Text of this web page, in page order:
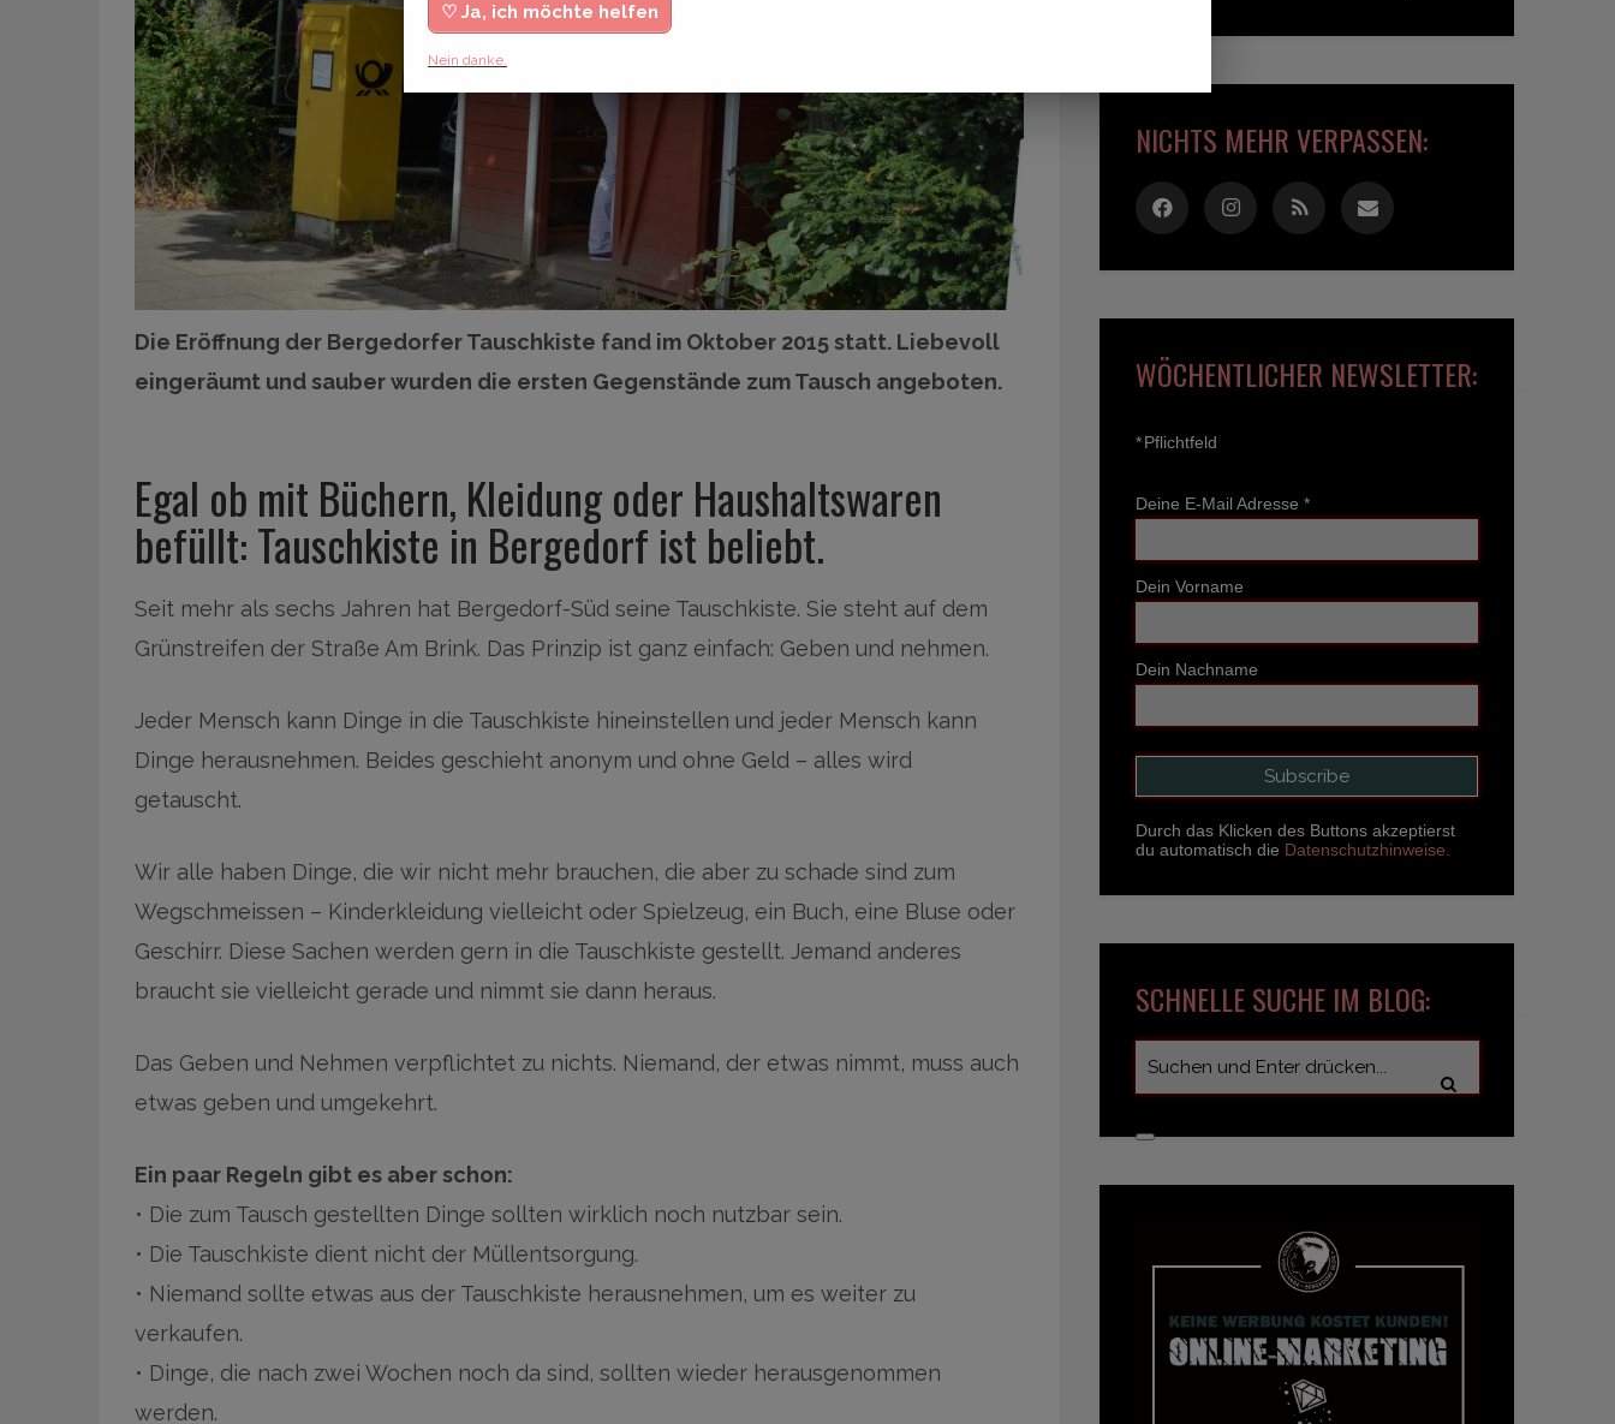
Die Eröffnung der Bergedorfer Tauschkiste fand im Oktober 2015 statt. Liebevoll
eingeräumt und sauber wurden die ersten Gegenstände zum Tausch angeboten.
Egal ob mit Büchern, Kleidung oder Haushaltswaren
befüllt: Tauschkiste in Bergedorf ist beliebt.
Seit mehr als sechs Jahren hat Bergedorf-Süd seine Tauschkiste. Sie steht auf dem
Grünstreifen der Straße Am Brink. Das Prinzip ist ganz einfach: Geben und nehmen.
Jeder Mensch kann Dinge in die Tauschkiste hineinstellen und jeder Mensch kann
Dinge herausnehmen. Beides geschieht anonym und ohne Geld – alles wird
getauscht.
Wir alle haben Dinge, die wir nicht mehr brauchen, die aber zu schade sind zum
Wegschmeissen – Kinderkleidung vielleicht oder Spielzeug, ein Buch, eine Bluse oder
Geschirr. Diese Sachen werden gern in die Tauschkiste gestellt. Jemand anderes
braucht sie vielleicht gerade und nimmt sie dann heraus.
Das Geben und Nehmen verpflichtet zu nichts. Niemand, der etwas nimmt, muss auch
etwas geben und umgekehrt.
Ein paar Regeln gibt es aber schon:
• Die zum Tausch gestellten Dinge sollten wirklich noch nutzbar sein.
• Die Tauschkiste dient nicht der Müllentsorgung.
• Niemand sollte etwas aus der Tauschkiste herausnehmen, um es weiter zu
verkaufen.
• Dinge, die nach zwei Wochen noch da sind, sollten wieder herausgenommen
werden.
NICHTS MEHR VERPASSEN:
WÖCHENTLICHER NEWSLETTER:
*Pflichtfeld
Deine E-Mail Adresse *
Dein Vorname
Dein Nachname
Durch das Klicken des Buttons akzeptierst
du automatisch die Datenschutzhinweise.
SCHNELLE SUCHE IM BLOG:
♡ Ja, ich möchte helfen
Nein danke.